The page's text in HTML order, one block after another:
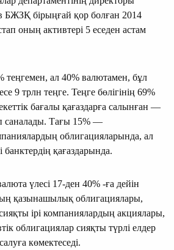
бірыңғай қор болған 2014
оның активтері 5 еседен астам
теңгемен, ал 40% валютамен, бұл
9 трлн теңге. Теңге бөлігінің 69%
бағалы қағаздарға салынған —
саналады. Тағы 15% —
облигацияларында, ал
қағаздарында.
үлесі 17-ден 40% -ға дейін
қазынашылық облигациялары,
ірі компаниялардың акциялары,
облигациялар сияқты түрлі елдер
көмектеседі.